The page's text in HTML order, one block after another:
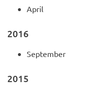
April
2016
September
2015